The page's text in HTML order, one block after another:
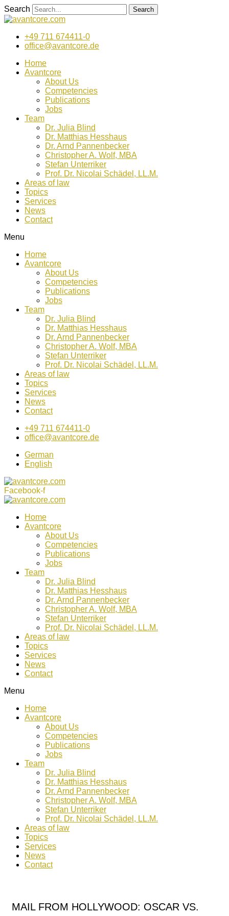
Zum
Inhalt
Search Search
+49 711 674411-0
office@avantcore.de
Home
Avantcore
About Us
Competencies
Publications
Jobs
Team
Dr. Julia Blind
Dr. Matthias Hesshaus
Dr. Arnd Pannenbecker
Christopher A. Wolf, MBA
Stefan Unterriker
Prof. Dr. Nicolai Schädel, LL.M.
Areas of law
Topics
Services
News
Contact
Menu
Home
Avantcore
About Us
Competencies
Publications
Jobs
Team
Dr. Julia Blind
Dr. Matthias Hesshaus
Dr. Arnd Pannenbecker
Christopher A. Wolf, MBA
Stefan Unterriker
Prof. Dr. Nicolai Schädel, LL.M.
Areas of law
Topics
Services
News
Contact
+49 711 674411-0
office@avantcore.de
German
English
Facebook-f
Home
Avantcore
About Us
Competencies
Publications
Jobs
Team
Dr. Julia Blind
Dr. Matthias Hesshaus
Dr. Arnd Pannenbecker
Christopher A. Wolf, MBA
Stefan Unterriker
Prof. Dr. Nicolai Schädel, LL.M.
Areas of law
Topics
Services
News
Contact
Menu
Home
Avantcore
About Us
Competencies
Publications
Jobs
Team
Dr. Julia Blind
Dr. Matthias Hesshaus
Dr. Arnd Pannenbecker
Christopher A. Wolf, MBA
Stefan Unterriker
Prof. Dr. Nicolai Schädel, LL.M.
Areas of law
Topics
Services
News
Contact
MAIL FROM HOLLYWOOD: OSCAR VS.